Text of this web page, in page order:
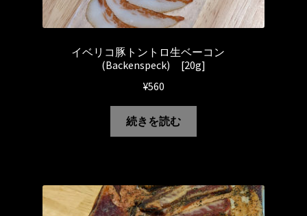
イベリコ豚トントロ生ベーコン
(Backenspeck) [20g]
¥560
続きを読む